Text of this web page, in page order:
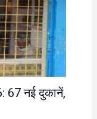
67 नई दुकानें,